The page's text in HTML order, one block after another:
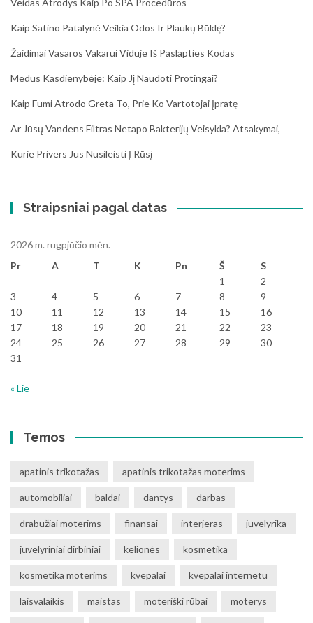
Veidas Atrodys Kaip Po SPA Procedūros
Kaip Satino Patalynė Veikia Odos Ir Plaukų Būklę?
Žaidimai Vasaros Vakarui Viduje Iš Paslapties Kodas
Medus Kasdienybėje: Kaip Jį Naudoti Protingai?
Kaip Fumi Atrodo Greta To, Prie Ko Vartotojai Įpratę
Ar Jūsų Vandens Filtras Netapo Bakterijų Veisykla? Atsakymai,
Kurie Privers Jus Nusileisti Į Rūsį
Straipsniai pagal datas
2026 m. rugpjūčio mėn.
Pr
A T K Pn Š
S
1
2
3
4 5 6 7 8
9
10
11 12 13 14 15
16
17
18 19 20 21 22
23
24
25 26 27 28 29
30
31
« Lie
Temos
apatinis trikotažas apatinis trikotažas moterims
automobiliai baldai dantys darbas
drabužiai moterims finansai interjeras juvelyrika
juvelyriniai dirbiniai kelionės kosmetika
kosmetika moterims kvepalai kvepalai internetu
laisvalaikis maistas moteriški rūbai moterys